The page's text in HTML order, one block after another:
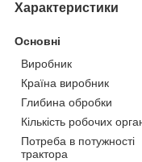
Характеристики
Основні
Виробник
Країна виробник
Глибина обробки
Кількість робочих
Потреба в потужності
трактора